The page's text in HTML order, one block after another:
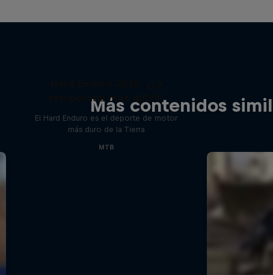
Más contenidos
temporada más difícil?
El Hard Enduro es el deporte de motor
más duro de la Tierra
MTB